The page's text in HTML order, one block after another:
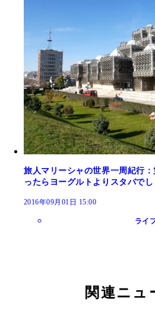
旅人マリーシャの世界一周紀行
ったらヨーグルトよりスタバでし
2016年09月01日 15:00
ライ
関連ニュ